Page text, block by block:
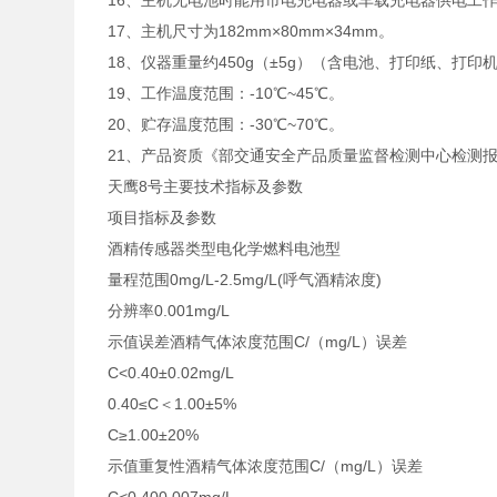
17、主机尺寸为182mm×80mm×34mm。
18、仪器重量约450g（±5g）（含电池、打印纸、打印
19、工作温度范围：-10℃~45℃。
20、贮存温度范围：-30℃~70℃。
21、产品资质《部交通安全产品质量监督检测中心检测
天鹰8号主要技术指标及参数
项目指标及参数
酒精传感器类型电化学燃料电池型
量程范围0mg/L-2.5mg/L(呼气酒精浓度)
分辨率0.001mg/L
示值误差酒精气体浓度范围C/（mg/L）误差
C<0.40±0.02mg/L
0.40≤C＜1.00±5%
C≥1.00±20%
示值重复性酒精气体浓度范围C/（mg/L）误差